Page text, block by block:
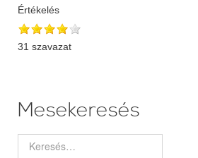
Értékelés
31 szavazat
Mesekeresés